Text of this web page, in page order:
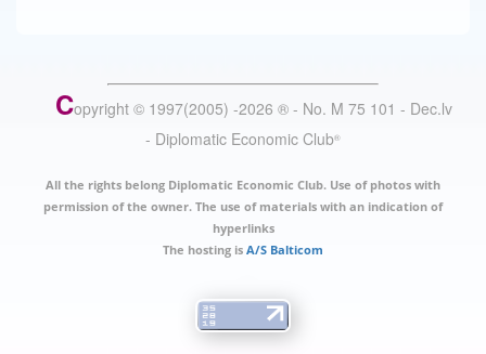
Copyright © 1997(2005) -2026 ® - No. M 75 101 - Dec.lv
- Diplomatic Economic Club®
All the rights belong Diplomatic Economic Club. Use of photos with
permission of the owner. The use of materials with an indication of
hyperlinks
The hosting is A/S Balticom